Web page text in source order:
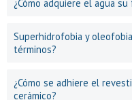
Superhidrofobia y